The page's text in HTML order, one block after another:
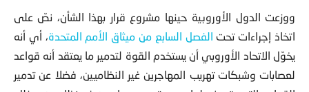
ووزعت الدول الأوروبية حينها مشروع قرار بهذا الشأن، نصّ على
اتخاذ إجراءات تحت الفصل السابع من ميثاق الأمم المتحدة، أي أنه
يخوّل الاتحاد الأوروبي أن يستخدم القوة لتدمير ما يعتقد أنه قواعد
لعصابات وشبكات تهريب المهاجرين غير النظاميين، فضلا عن تدمير